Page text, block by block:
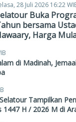
28 Juli 2026 16:22
Buka
bersama
Harga
di Madinah,
Tampilkan
1447 H / 2026 M di